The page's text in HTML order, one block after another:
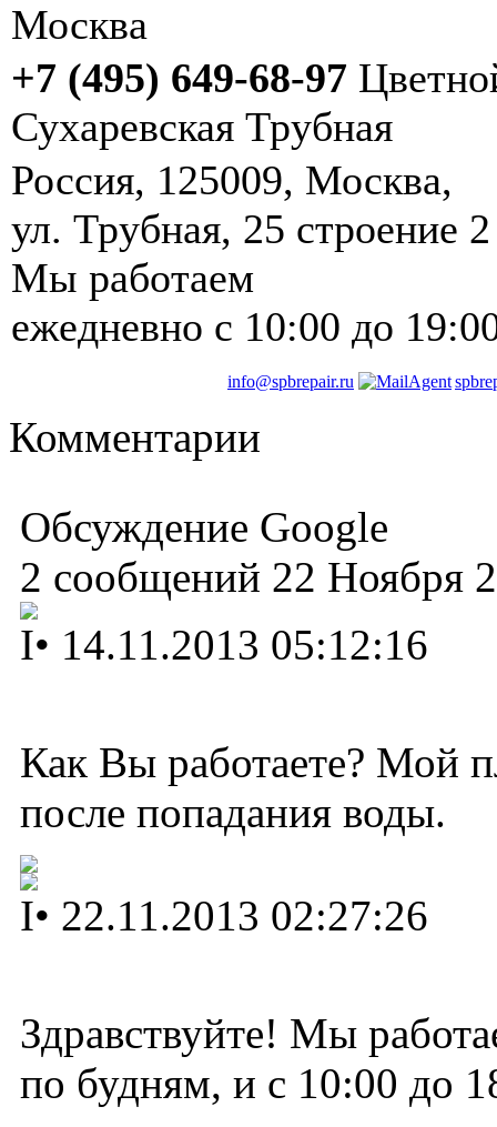
Москва
+7 (495) 649-68-97
Сухаревская Трубная
Россия, 125009, Москва, ‎
ул. Трубная, 25 строение 2
Мы работаем
ежедневно с 10:00 до
info@spbrepair.ru
Комментарии
Обсуждение Google
2 сообщений 22 Ноября
I• 14.11.2013 05:12:16
Как Вы работаете? Мой
после попадания воды.
I• 22.11.2013 02:27:26
Здравствуйте! Мы
по будням, и с 10:00 до